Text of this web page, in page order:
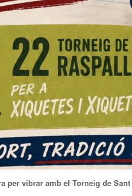
per vibrar amb el Torneig de